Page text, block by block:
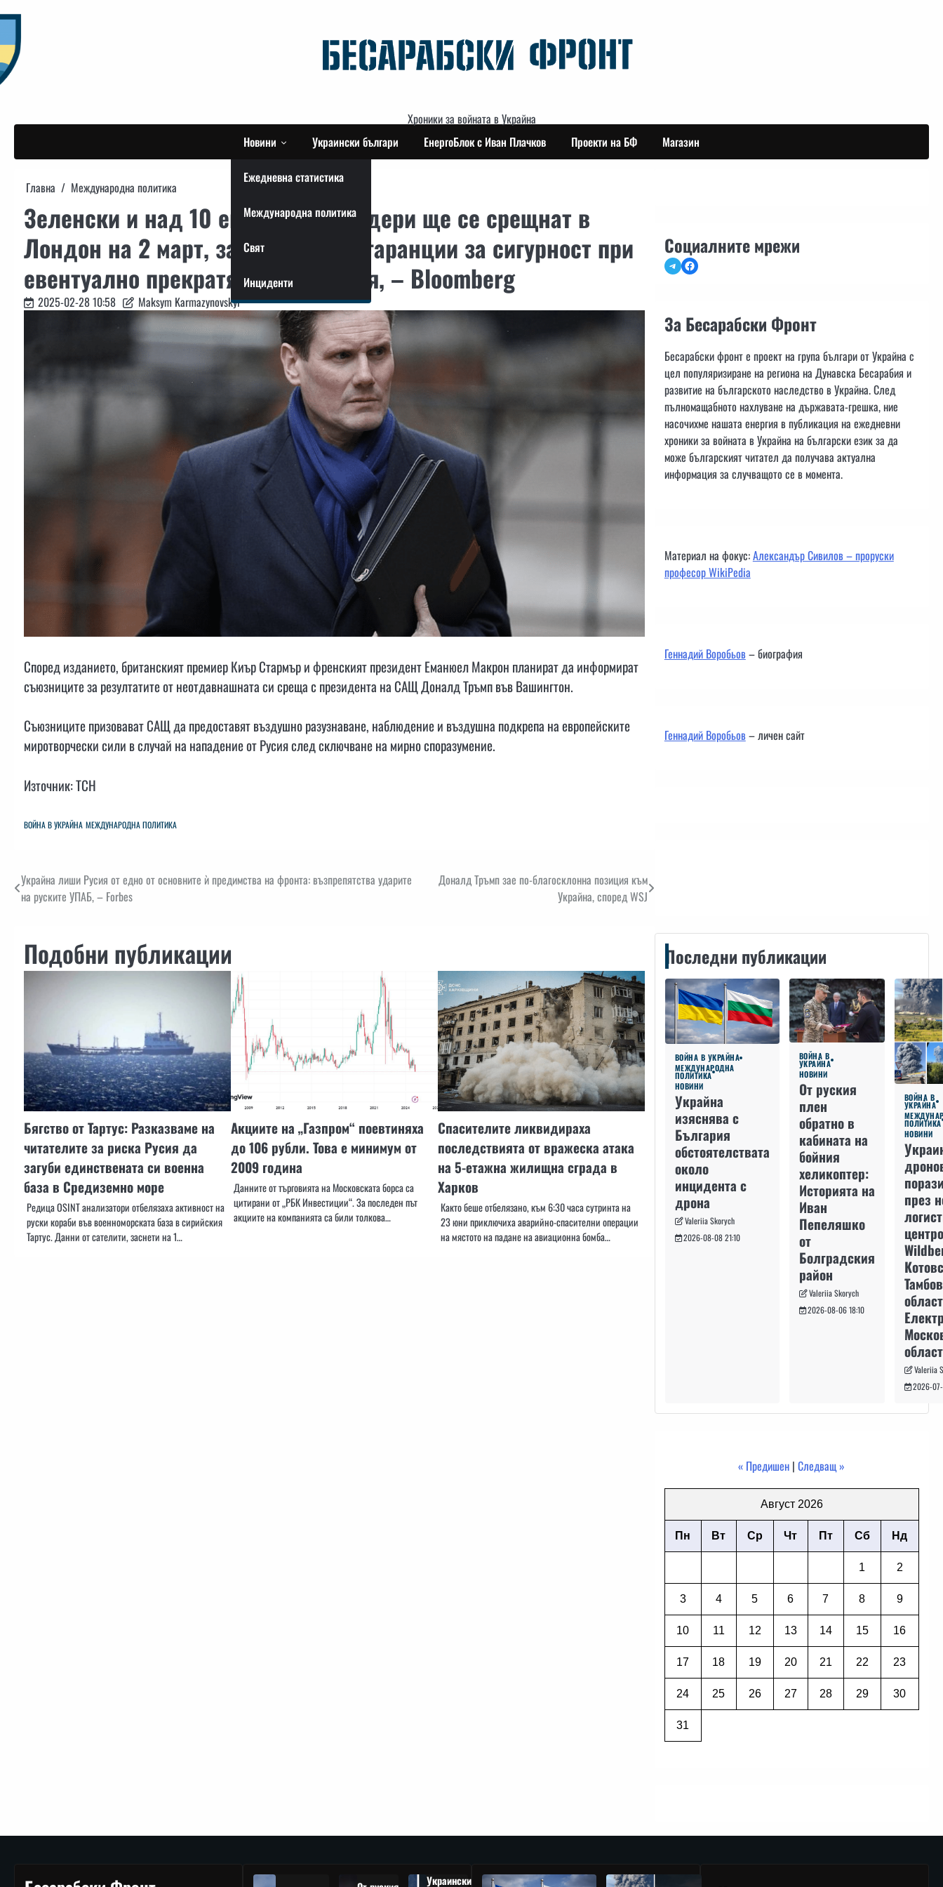
to
content
Хроники за войната в Украйна
Новини
Ежедневна статистика
Международна политика
Свят
Инциденти
Украински българи ЕнергоБлок с Иван Плачков Проекти на БФ Магазин
Главна Международна политика
Зеленски и над 10 европейски лидери ще се срещнат в
Лондон на 2 март, за да обсъдят гаранции за сигурност при
евентуално прекратяване на огъня, – Bloomberg
2025-02-28 10:58 Maksym Karmazynovskyi
Според изданието, британският премиер Киър Стармър и френският президент Еманюел Макрон планират да информират
съюзниците за резултатите от неотдавнашната си среща с президента на САЩ Доналд Тръмп във Вашингтон.
Съюзниците призовават САЩ да предоставят въздушно разузнаване, наблюдение и въздушна подкрепа на европейските
миротворчески сили в случай на нападение от Русия след сключване на мирно споразумение.
Източник: ТСН
ВОЙНА В УКРАЙНА МЕЖДУНАРОДНА ПОЛИТИКА
Навигация
Украйна лиши Русия от едно от основните ѝ предимства на фронта: възпрепятства ударите
на руските УПАБ, – Forbes
Доналд Тръмп зае по-благосклонна позиция към
Украйна, според WSJ
Подобни публикации
Бягство от Тартус: Разказваме на
читателите за риска Русия да
загуби единствената си военна
база в Средиземно море
Редица OSINT анализатори отбелязаха активност на
руски кораби във военноморската база в сирийския
Тартус. Данни от сателити, заснети на 1…
Акциите на „Газпром“ поевтиняха
до 106 рубли. Това е минимум от
2009 година
Данните от търговията на Московската борса са
цитирани от „РБК Инвестиции“. За последен път
акциите на компанията са били толкова…
Спасителите ликвидираха
последствията от вражеска атака
на 5-етажна жилищна сграда в
Харков
Както беше отбелязано, към 6:30 часа сутринта на
23 юни приключиха аварийно-спасителни операции
на мястото на падане на авиационна бомба…
Социалните мрежи
TelegramFacebook
За Бесарабски Фронт
Бесарабски фронт е проект на група българи от Украйна с
цел популяризиране на региона на Дунавска Бесарабия и
развитие на българското наследство в Украйна. След
пълномащабното нахлуване на държавата-грешка, ние
насочихме нашата енергия в публикация на ежедневни
хроники за войната в Украйна на български език за да
може българският читател да получава актуална
информация за случващото се в момента.
Материал на фокус:Александър Сивилов – проруски
професор WikiPedia
Геннадий Воробьов– биография
Геннадий Воробьов– личен сайт
Последни публикации
ВОЙНА В УКРАЙНА
МЕЖДУНАРОДНА
ПОЛИТИКА
НОВИНИ
Украйна
изяснява с
България
обстоятелствата
около
инцидента с
дрона
Valeriia Skorych
2026-08-08 21:10
ВОЙНА В
УКРАЙНА
НОВИНИ
От руския
плен
обратно в
кабината на
бойния
хеликоптер:
Историята на
Иван
Пепеляшко
от
Болградския
район
Valeriia Skorych
2026-08-06 18:10
ВОЙНА В
УКРАЙНА
ПОЛИТИКА
НОВИНИ
през
област
Valeriia
2026-
« Предишен |Следващ »
Август 2026
Пн Вт Ср Чт Пт Сб Нд
1 2
3 4 5 6 7 8 9
10 11 12 13 14 15 16
17 18 19 20 21 22 23
24 25 26 27 28 29 30
31
Украински